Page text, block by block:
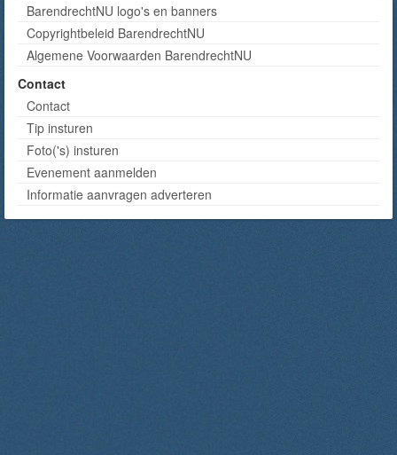
BarendrechtNU logo's en banners
Copyrightbeleid BarendrechtNU
Algemene Voorwaarden BarendrechtNU
Contact
Contact
Tip insturen
Foto('s) insturen
Evenement aanmelden
Informatie aanvragen adverteren